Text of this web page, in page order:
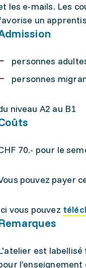
les e-mails. Les
un
personnes
personnes
niveau A2 au B1
70.- pour le
pouvez payer
vous pouvez
est labellisé